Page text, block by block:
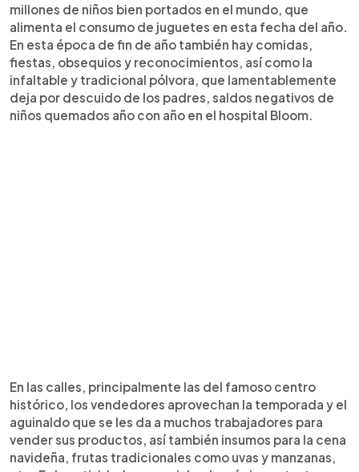
millones de niños bien portados en el mundo, que
alimenta el consumo de juguetes en esta fecha del año.
En esta época de fin de año también hay comidas,
fiestas, obsequios y reconocimientos, así como la
infaltable y tradicional pólvora, que lamentablemente
deja por descuido de los padres, saldos negativos de
niños quemados año con año en el hospital Bloom.
En las calles, principalmente las del famoso centro
histórico, los vendedores aprovechan la temporada y el
aguinaldo que se les da a muchos trabajadores para
vender sus productos, así también insumos para la cena
navideña, frutas tradicionales como uvas y manzanas,